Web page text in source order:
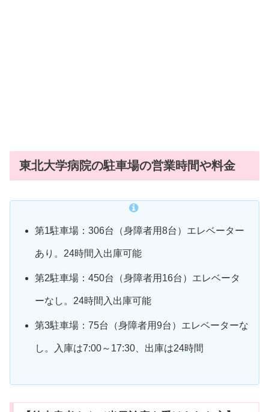
東北大学病院の駐車場の営業時間や料金
第1駐車場：306台（身障者用8台）エレベーター
あり。24時間入出庫可能
第2駐車場：450台（身障者用16台）エレベータ
ーなし。24時間入出庫可能
第3駐車場：75台（身障者用9台）エレベーターな
し。入庫は7:00～17:30、出庫は24時間